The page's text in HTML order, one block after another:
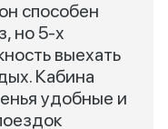
способен
но 5-х
выехать
Кабина
удобные и